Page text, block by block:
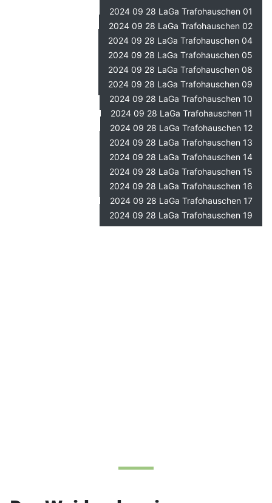
2024 09 28 LaGa Trafohauschen 01
2024 09 28 LaGa Trafohauschen 02
2024 09 28 LaGa Trafohauschen 04
2024 09 28 LaGa Trafohauschen 05
2024 09 28 LaGa Trafohauschen 08
2024 09 28 LaGa Trafohauschen 09
2024 09 28 LaGa Trafohauschen 10
2024 09 28 LaGa Trafohauschen 11
2024 09 28 LaGa Trafohauschen 12
2024 09 28 LaGa Trafohauschen 13
2024 09 28 LaGa Trafohauschen 14
2024 09 28 LaGa Trafohauschen 15
2024 09 28 LaGa Trafohauschen 16
2024 09 28 LaGa Trafohauschen 17
2024 09 28 LaGa Trafohauschen 19